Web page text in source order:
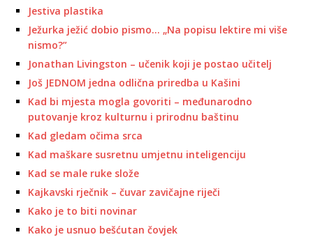
Jestiva plastika
Ježurka ježić dobio pismo… „Na popisu lektire mi više
nismo?”
Jonathan Livingston – učenik koji je postao učitelj
Još JEDNOM jedna odlična priredba u Kašini
Kad bi mjesta mogla govoriti – međunarodno
putovanje kroz kulturnu i prirodnu baštinu
Kad gledam očima srca
Kad maškare susretnu umjetnu inteligenciju
Kad se male ruke slože
Kajkavski rječnik – čuvar zavičajne riječi
Kako je to biti novinar
Kako je usnuo bešćutan čovjek